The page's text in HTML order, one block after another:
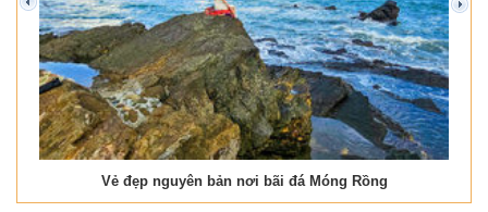
Vẻ đẹp nguyên bản nơi bãi đá Móng Rồng
prev next